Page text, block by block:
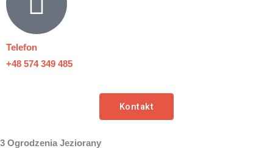
Telefon
+48 574 349 485
Kontakt
3 Ogrodzenia Jeziorany